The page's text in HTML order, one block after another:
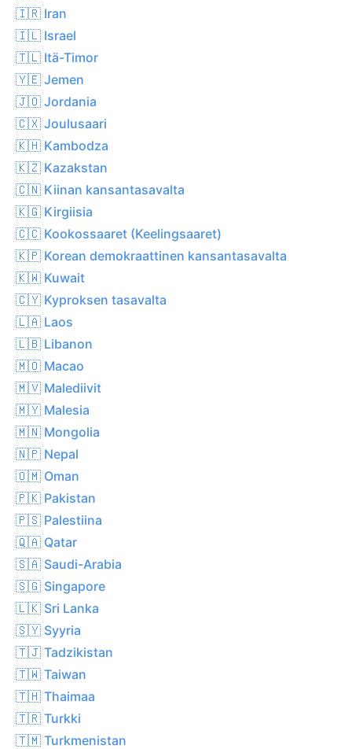
🇮🇷 Iran
🇮🇱 Israel
🇹🇱 Itä-Timor
🇾🇪 Jemen
🇯🇴 Jordania
🇨🇽 Joulusaari
🇰🇭 Kambodza
🇰🇿 Kazakstan
🇨🇳 Kiinan kansantasavalta
🇰🇬 Kirgiisia
🇨🇨 Kookossaaret (Keelingsaaret)
🇰🇵 Korean demokraattinen kansantasavalta
🇰🇼 Kuwait
🇨🇾 Kyproksen tasavalta
🇱🇦 Laos
🇱🇧 Libanon
🇲🇴 Macao
🇲🇻 Malediivit
🇲🇾 Malesia
🇲🇳 Mongolia
🇳🇵 Nepal
🇴🇲 Oman
🇵🇰 Pakistan
🇵🇸 Palestiina
🇶🇦 Qatar
🇸🇦 Saudi-Arabia
🇸🇬 Singapore
🇱🇰 Sri Lanka
🇸🇾 Syyria
🇹🇯 Tadzikistan
🇹🇼 Taiwan
🇹🇭 Thaimaa
🇹🇷 Turkki
🇹🇲 Turkmenistan